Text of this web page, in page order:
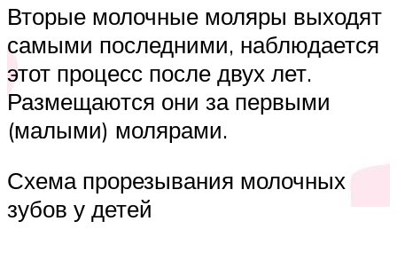
Вторые молочные моляры выходят
самыми последними, наблюдается
этот процесс после двух лет.
Размещаются они за первыми
(малыми) молярами.
Схема прорезывания молочных
зубов у детей